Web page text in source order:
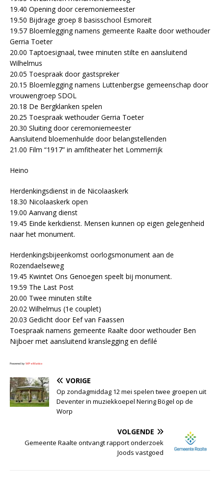
19.40 Opening door ceremoniemeester
19.50 Bijdrage groep 8 basisschool Esmoreit
19.57 Bloemlegging namens gemeente Raalte door wethouder
Gerria Toeter
20.00 Taptoesignaal, twee minuten stilte en aansluitend
Wilhelmus
20.05 Toespraak door gastspreker
20.15 Bloemlegging namens Luttenbergse gemeenschap door
vrouwengroep SDOL
20.18 De Bergklanken spelen
20.25 Toespraak wethouder Gerria Toeter
20.30 Sluiting door ceremoniemeester
Aansluitend bloemenhulde door belangstellenden
21.00 Film “1917” in amfitheater het Lommerrijk
Heino
Herdenkingsdienst in de Nicolaaskerk
18.30 Nicolaaskerk open
19.00 Aanvang dienst
19.45 Einde kerkdienst. Mensen kunnen op eigen gelegenheid
naar het monument.
Herdenkingsbijeenkomst oorlogsmonument aan de
Rozendaelseweg
19.45 Kwintet Ons Genoegen speelt bij monument.
19.59 The Last Post
20.00 Twee minuten stilte
20.02 Wilhelmus (1e couplet)
20.03 Gedicht door Eef van Faassen
Toespraak namens gemeente Raalte door wethouder Ben
Nijboer met aansluitend kranslegging en defilé
Powered by WPeMatico
VORIGE
Op zondagmiddag 12 mei spelen twee groepen uit
Deventer in muziekkoepel Nering Bögel op de
Worp
VOLGENDE
Gemeente Raalte ontvangt rapport onderzoek
Joods vastgoed